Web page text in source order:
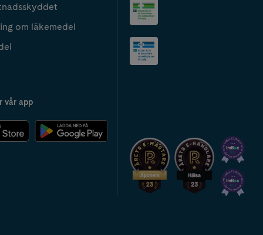
om läkemedel
vår app
2024